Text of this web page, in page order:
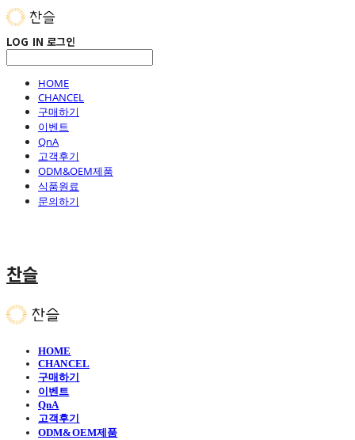
LOG IN 로그인
HOME
CHANCEL
구매하기
이벤트
QnA
고객후기
ODM&OEM제품
식품원료
문의하기
찬슬
HOME
CHANCEL
구매하기
이벤트
QnA
고객후기
ODM&OEM제품